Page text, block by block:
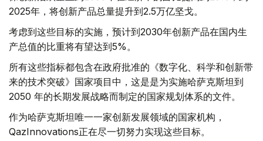
2025年，将创新产品总量提升到2.5万亿坚戈。
考虑到这些目标的实施，预计到2030年创新产品在国内生
产总值的比重将有望达到5%。
所有这些指标都包含在政府批准的《数字化、科学和创新带
来的技术突破》国家项目中，这是是为实施哈萨克斯坦到
2050 年的长期发展战略而制定的国家规划体系的文件。
作为哈萨克斯坦唯一一家创新发展领域的国家机构，
QazInnovations正在尽一切努力实现这些目标。